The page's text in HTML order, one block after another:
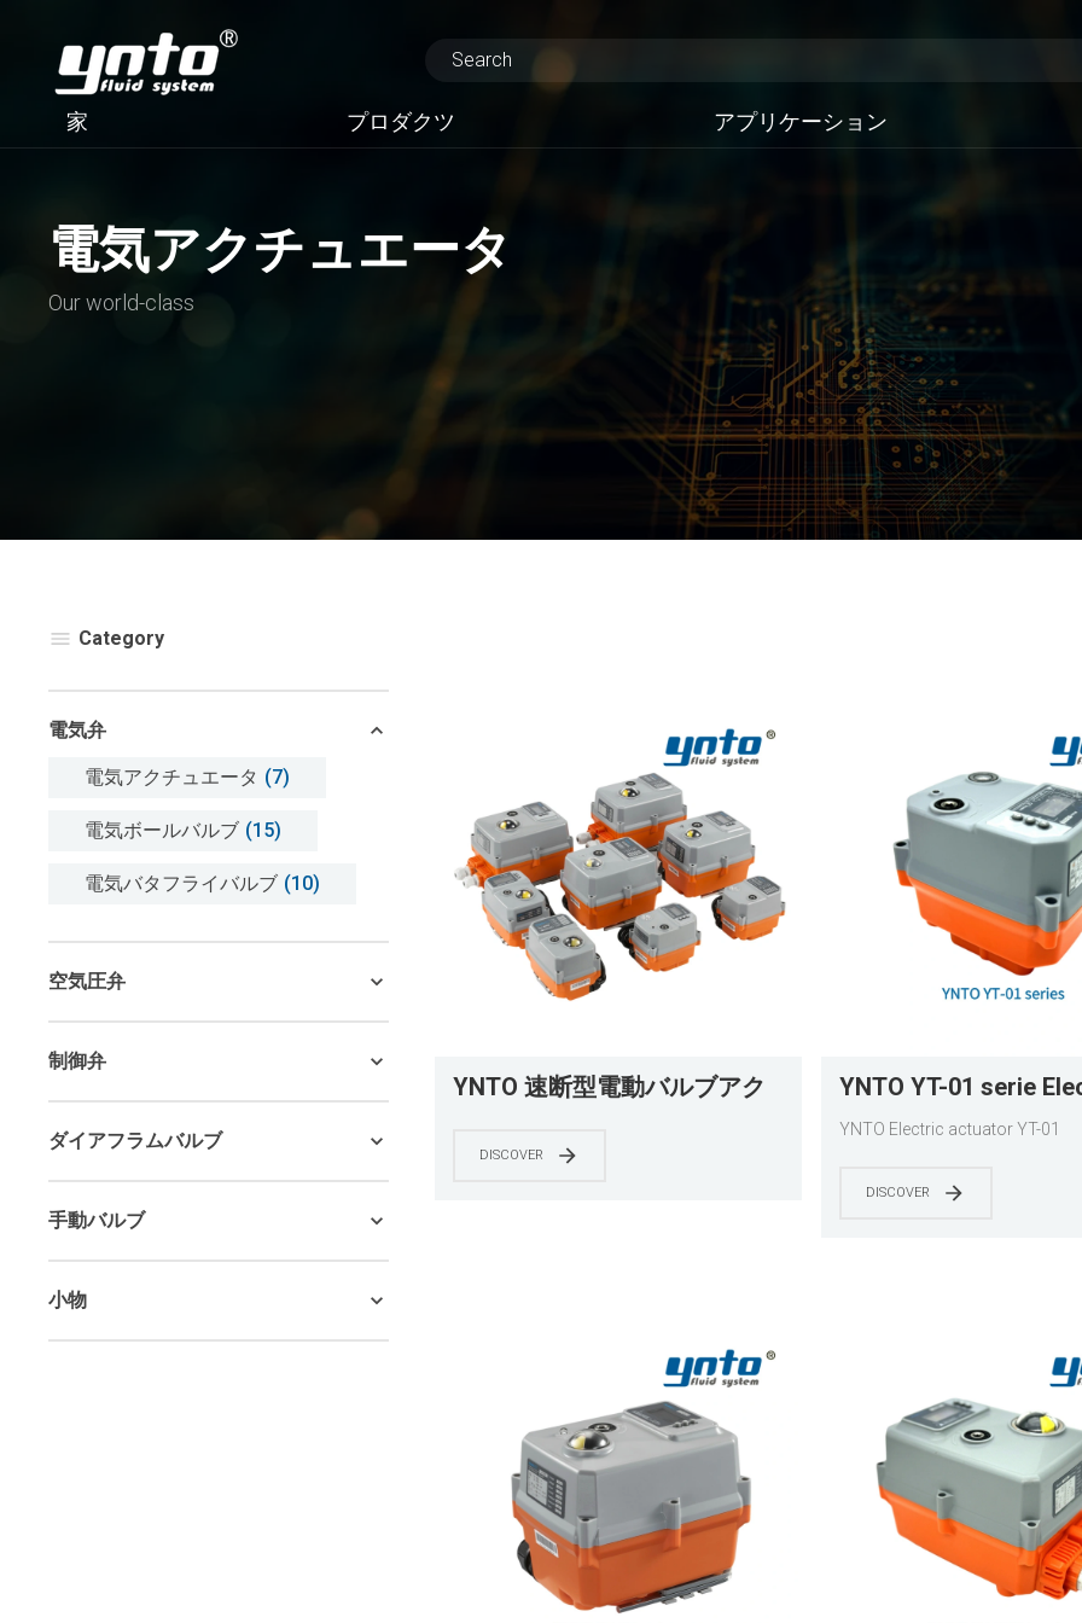
家 プロダクツ アプリケーション
電気アクチュエータ
Our world-class
Category
電気弁
電気アクチュエータ (7)
電気ボールバルブ (15)
電気バタフライバルブ (10)
空気圧弁
制御弁
ダイアフラムバルブ
手動バルブ
小物
YNTO 速断型電動バルブアク
イプ |ボールバルブとバタフラ
DISCOVER
YNTO YT-01 serie
valve actuators
YNTO Electric actuator YT-01
DISCOVER